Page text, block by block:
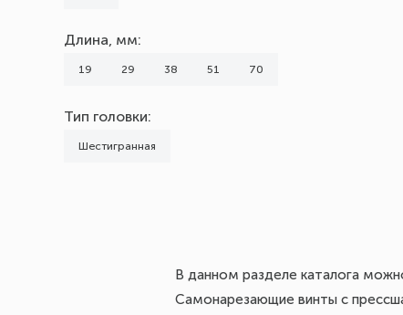
Длина, мм:
19 29 38 51 70
Тип головки:
Шестигранная
В данном разделе каталога
Самонарезающие винты с